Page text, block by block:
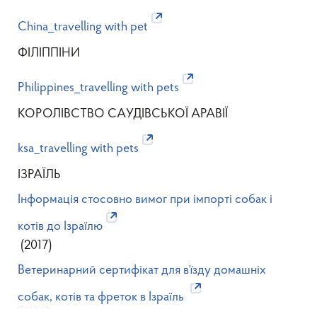
China_travelling with pet
ФІЛІППІНИ
Philippines_travelling with pets
КОРОЛІВСТВО САУДІВСЬКОЇ АРАВІЇ
ksa_travelling with pets
ІЗРАЇЛЬ
Інформація стосовно вимог при імпорті собак і
котів до Ізраїлю
(2017)
Ветеринарний сертифікат для в’їзду домашніх
собак, котів та фреток в Ізраїль